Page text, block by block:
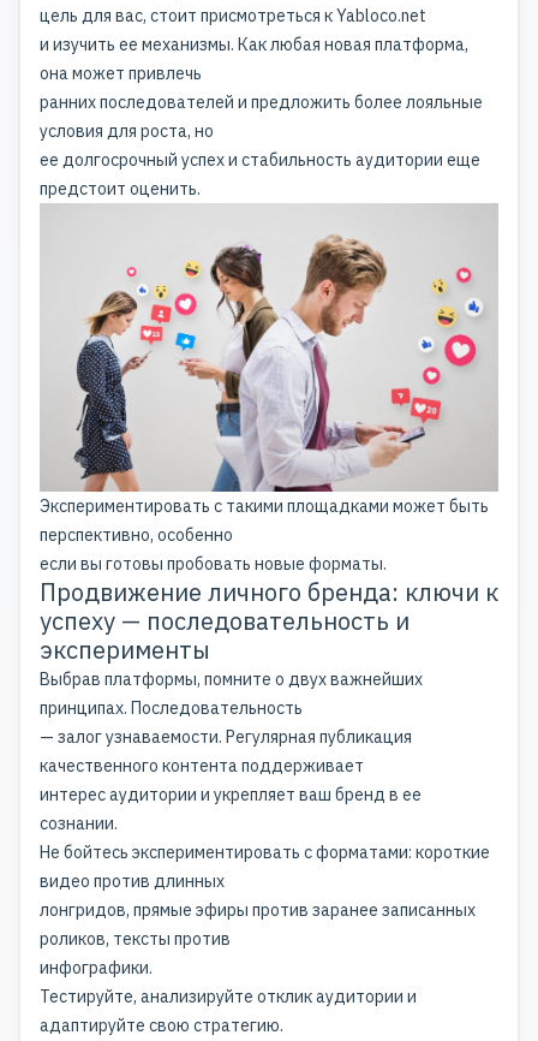
цель для вас, стоит присмотреться к Yabloco.net
и изучить ее механизмы. Как любая новая платформа,
она может привлечь
ранних последователей и предложить более лояльные
условия для роста, но
ее долгосрочный успех и стабильность аудитории еще
предстоит оценить.
Экспериментировать с такими площадками может быть
перспективно, особенно
если вы готовы пробовать новые форматы.
Продвижение личного бренда: ключи к
успеху — последовательность и
эксперименты
Выбрав платформы, помните о двух важнейших
принципах. Последовательность
— залог узнаваемости. Регулярная публикация
качественного контента поддерживает
интерес аудитории и укрепляет ваш бренд в ее
сознании.
Не бойтесь экспериментировать с форматами: короткие
видео против длинных
лонгридов, прямые эфиры против заранее записанных
роликов, тексты против
инфографики.
Тестируйте, анализируйте отклик аудитории и
адаптируйте свою стратегию.